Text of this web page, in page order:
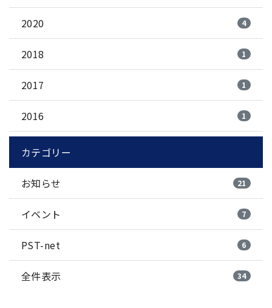
2020 4
2018 1
2017 1
2016 1
カテゴリー
お知らせ 21
イベント 7
PST-net 6
全件表示 34